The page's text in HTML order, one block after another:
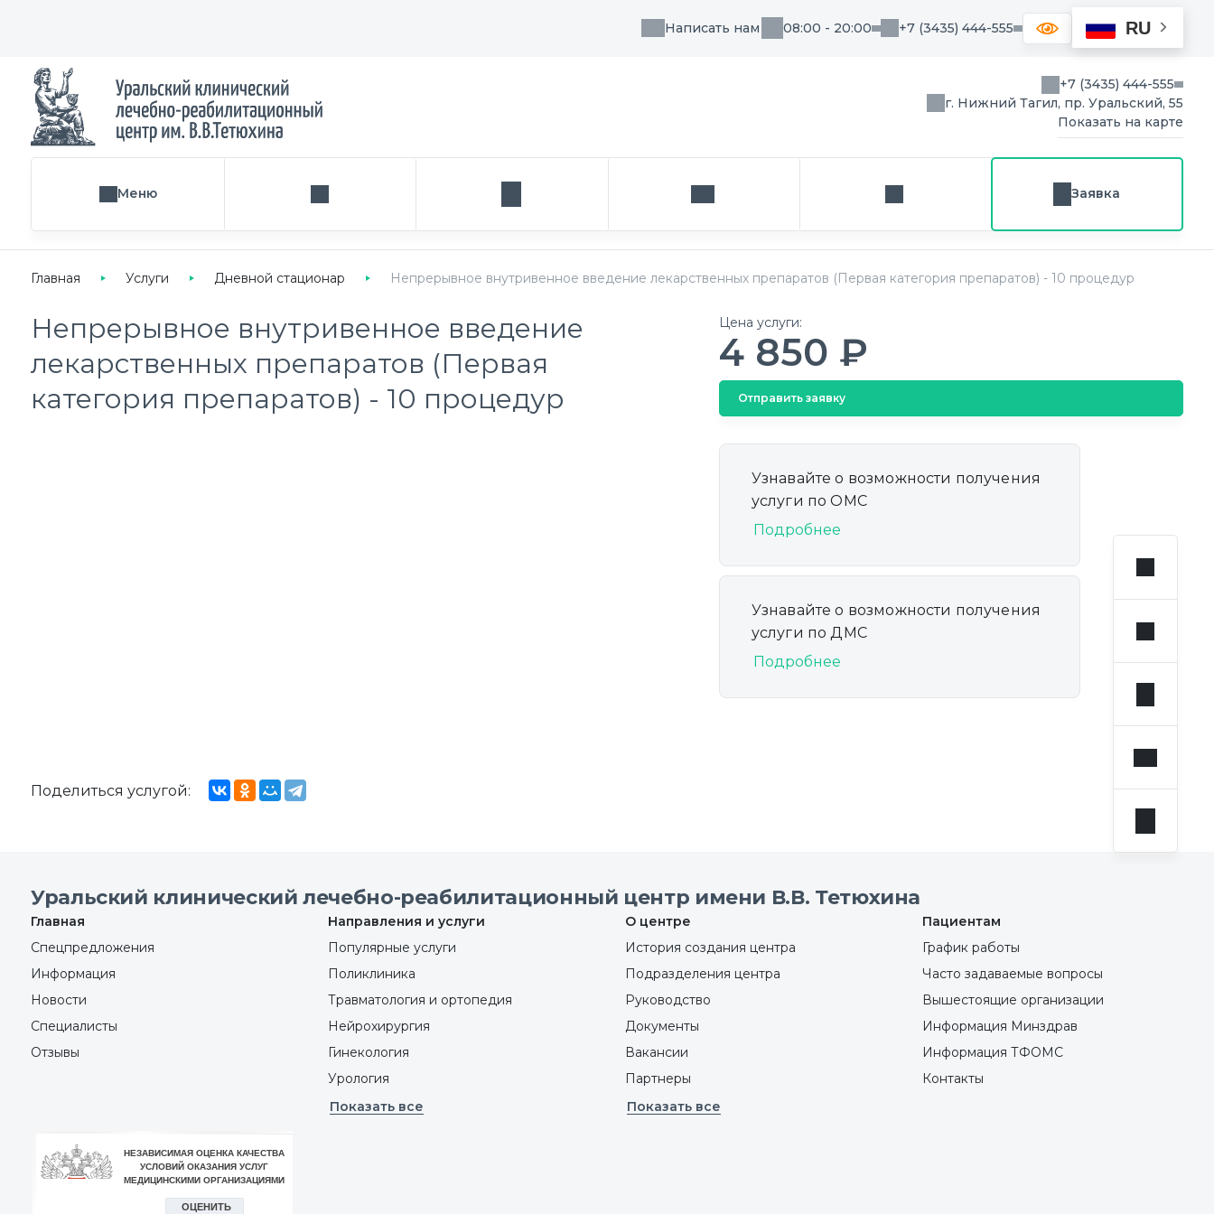
Написать нам 08:00 - 20:00 +7 (3435) 444-555 RU
+7 (3435) 444-555
г. Нижний Тагил, пр. Уральский, 55
Показать на карте
Меню Поиск услуги, направления или врача Написать нам Заказ звонка Заявка
Главная Услуги Дневной стационар Непрерывное внутривенное введение лекарственных препаратов (Первая категория препаратов) - 10 процедур
Непрерывное внутривенное введение
лекарственных препаратов (Первая
категория препаратов) - 10 процедур
Цена услуги:
4 850 ₽
Отправить заявку
Узнавайте о возможности получения
услуги по ОМС
Подробнее
Узнавайте о возможности получения
услуги по ДМС
Подробнее
Поделиться услугой:
Уральский клинический лечебно-реабилитационный центр имени В.В. Тетюхина
Главная
Спецпредложения
Информация
Новости
Специалисты
Отзывы
Направления и услуги
Популярные услуги
Поликлиника
Травматология и ортопедия
Нейрохирургия
Гинекология
Урология
Показать все
О центре
История создания центра
Подразделения центра
Руководство
Документы
Вакансии
Партнеры
Показать все
Пациентам
График работы
Часто задаваемые вопросы
Вышестоящие организации
Информация Минздрав
Информация ТФОМС
Контакты